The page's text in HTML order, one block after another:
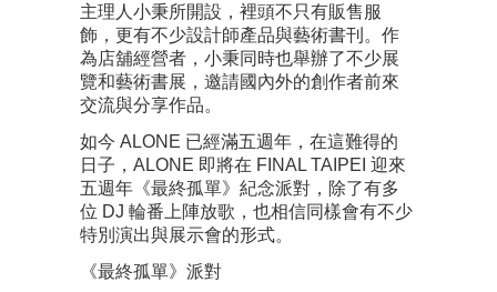
主理人小秉所開設，裡頭不只有販售服
飾，更有不少設計師產品與藝術書刊。作
為店舖經營者，小秉同時也舉辦了不少展
覽和藝術書展，邀請國內外的創作者前來
交流與分享作品。
如今 ALONE 已經滿五週年，在這難得的
日子，ALONE 即將在 FINAL TAIPEI 迎來
五週年《最終孤單》紀念派對，除了有多
位 DJ 輪番上陣放歌，也相信同樣會有不少
特別演出與展示會的形式。
《最終孤單》派對